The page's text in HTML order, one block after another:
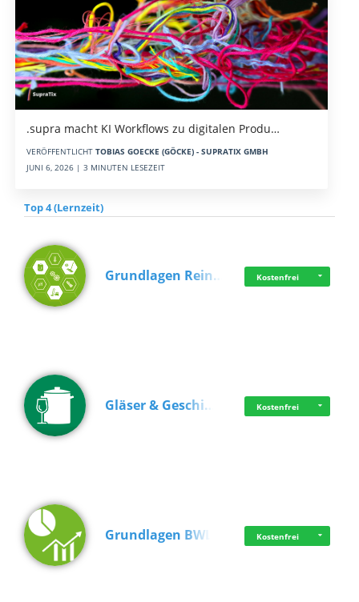
.supra macht KI Workflows zu digitalen Produ…
VERÖFFENTLICHT TOBIAS GOECKE (GÖCKE) - SUPRATIX GMBH
JUNI 6, 2026 | 3 MINUTEN LESEZEIT
Top 4 (Lernzeit)
Grundlagen Rein… Kostenfrei
Gläser & Geschi… Kostenfrei
Grundlagen BWL Kostenfrei